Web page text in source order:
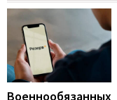
Военнообязанных